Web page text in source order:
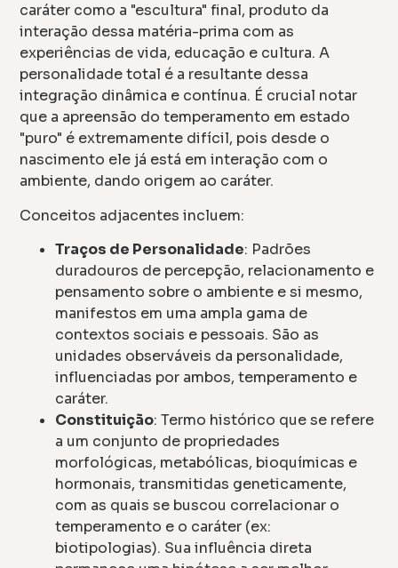
caráter como a "escultura" final, produto da
interação dessa matéria-prima com as
experiências de vida, educação e cultura. A
personalidade total é a resultante dessa
integração dinâmica e contínua. É crucial notar
que a apreensão do temperamento em estado
"puro" é extremamente difícil, pois desde o
nascimento ele já está em interação com o
ambiente, dando origem ao caráter.
Conceitos adjacentes incluem:
Traços de Personalidade: Padrões
duradouros de percepção, relacionamento e
pensamento sobre o ambiente e si mesmo,
manifestos em uma ampla gama de
contextos sociais e pessoais. São as
unidades observáveis da personalidade,
influenciadas por ambos, temperamento e
caráter.
Constituição: Termo histórico que se refere
a um conjunto de propriedades
morfológicas, metabólicas, bioquímicas e
hormonais, transmitidas geneticamente,
com as quais se buscou correlacionar o
temperamento e o caráter (ex:
biotipologias). Sua influência direta